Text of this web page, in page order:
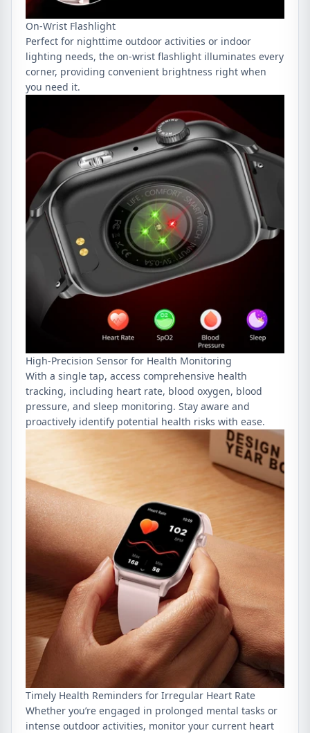
On-Wrist Flashlight
Perfect for nighttime outdoor activities or indoor
lighting needs, the on-wrist flashlight illuminates every
corner, providing convenient brightness right when
you need it.
High-Precision Sensor for Health Monitoring
With a single tap, access comprehensive health
tracking, including heart rate, blood oxygen, blood
pressure, and sleep monitoring. Stay aware and
proactively identify potential health risks with ease.
Timely Health Reminders for Irregular Heart Rate
Whether you’re engaged in prolonged mental tasks or
intense outdoor activities, monitor your current heart